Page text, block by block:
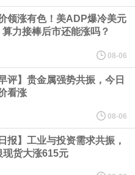
隔夜交易中回调的美国同行，凸显了
日本市场中，软银股价收盘下跌4.4%，
下跌近6%，日本存储芯片制造商铠侠
大单日涨幅，上涨25%至11个月高位。
领涨有色！美ADP爆冷美元
算力接棒后市还能涨吗？
08-06
评】贵金属强势共振，今日
看涨
08-06
报】工业与投资需求共振，
现货大涨615元